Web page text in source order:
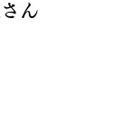
ん